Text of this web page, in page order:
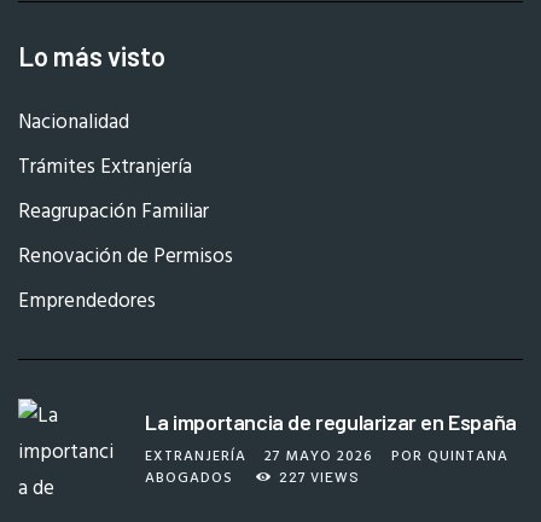
Lo más visto
Nacionalidad
Trámites Extranjería
Reagrupación Familiar
Renovación de Permisos
Emprendedores
La importancia de regularizar en España
EXTRANJERÍA 27 MAYO 2026 PORQUINTANA
ABOGADOS
227 VIEWS